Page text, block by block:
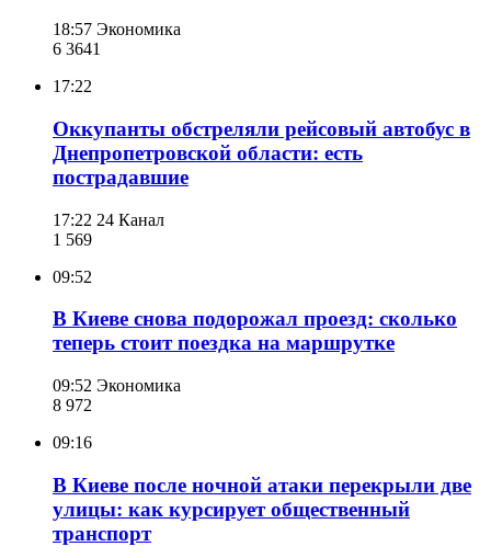
18:57 Экономика
6 3641
17:22
Оккупанты обстреляли рейсовый автобус в
Днепропетровской области: есть
пострадавшие
17:22 24 Канал
1 569
09:52
В Киеве снова подорожал проезд: сколько
теперь стоит поездка на маршрутке
09:52 Экономика
8 972
09:16
В Киеве после ночной атаки перекрыли две
улицы: как курсирует общественный
транспорт